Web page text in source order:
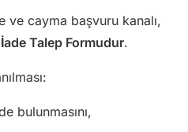
ve cayma başvuru kanalı,
İade Talep Formudur.
bulunmasını,